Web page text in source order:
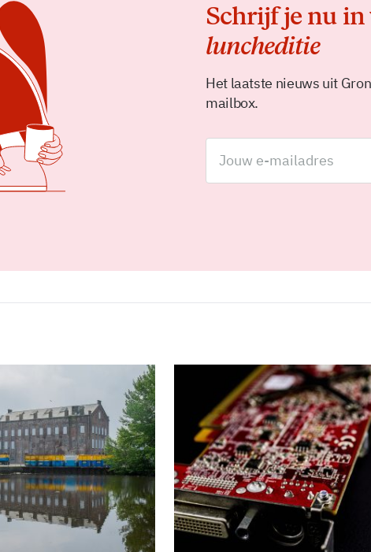
Schrijf je nu in
luncheditie
Het laatste nieuws uit
mailbox.